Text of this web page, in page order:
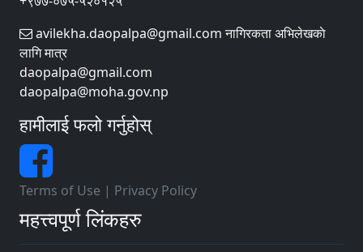
avilekha.daopalpa@gmail.com नागिरकता अभिलेखकाे
लागि मात्र
daopalpa@gmail.com
daopalpa@moha.gov.np
हामीलाई फलो गर्नुहोस्
Terms of Use | Privacy Policy
महत्त्वपूर्ण लिंकहरु